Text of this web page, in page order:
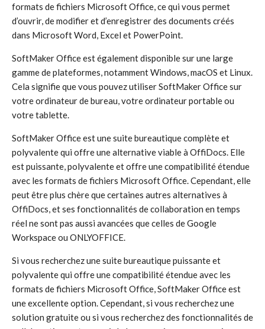
formats de fichiers Microsoft Office, ce qui vous permet
d’ouvrir, de modifier et d’enregistrer des documents créés
dans Microsoft Word, Excel et PowerPoint.
SoftMaker Office est également disponible sur une large
gamme de plateformes, notamment Windows, macOS et Linux.
Cela signifie que vous pouvez utiliser SoftMaker Office sur
votre ordinateur de bureau, votre ordinateur portable ou
votre tablette.
SoftMaker Office est une suite bureautique complète et
polyvalente qui offre une alternative viable à OffiDocs. Elle
est puissante, polyvalente et offre une compatibilité étendue
avec les formats de fichiers Microsoft Office. Cependant, elle
peut être plus chère que certaines autres alternatives à
OffiDocs, et ses fonctionnalités de collaboration en temps
réel ne sont pas aussi avancées que celles de Google
Workspace ou ONLYOFFICE.
Si vous recherchez une suite bureautique puissante et
polyvalente qui offre une compatibilité étendue avec les
formats de fichiers Microsoft Office, SoftMaker Office est
une excellente option. Cependant, si vous recherchez une
solution gratuite ou si vous recherchez des fonctionnalités de